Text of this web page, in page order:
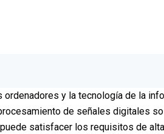
y la tecnología de la
de señales digitales
satisfacer los requisitos de